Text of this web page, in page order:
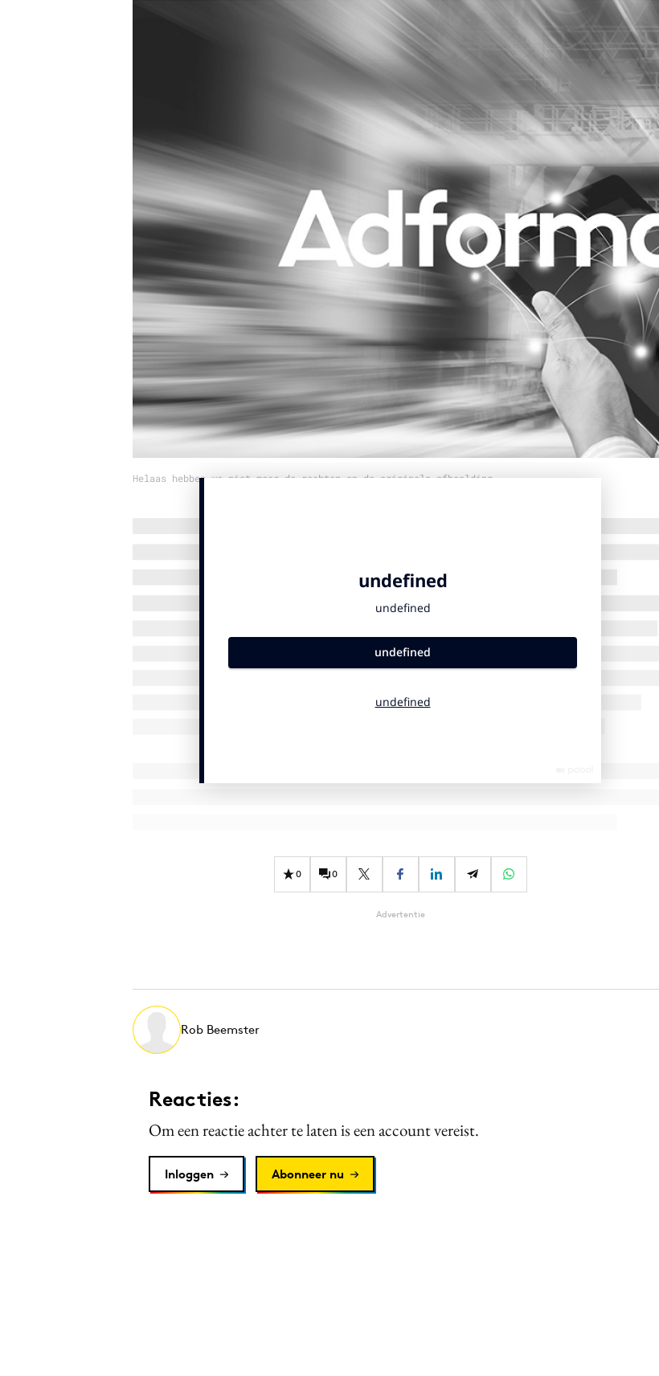
Influencer marketing
Interne communicatie
Purpose Marketing
Reputatie & crisis
Helaas hebben we niet meer de rechten op de originele afbeelding
0 0
Advertentie
Rob Beemster
Reacties:
Om een reactie achter te laten is een account vereist.
Inloggen Abonneer nu